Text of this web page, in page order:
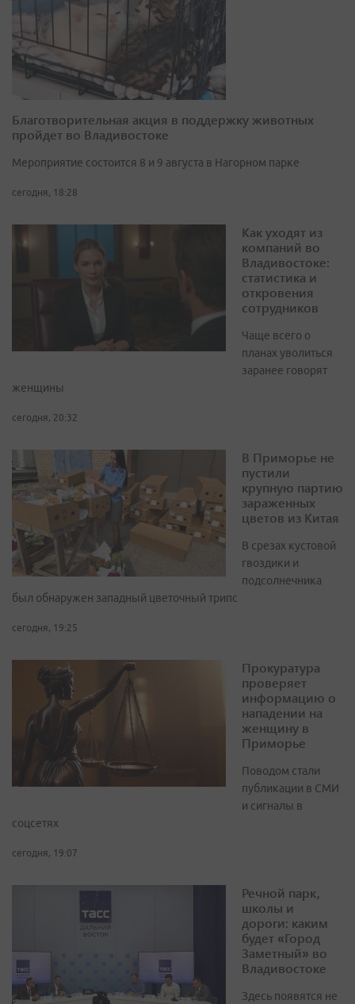
Благотворительная акция в поддержку животных
пройдет во Владивостоке
Мероприятие состоится 8 и 9 августа в Нагорном парке
сегодня, 18:28
Как уходят из
компаний во
Владивостоке:
статистика и
откровения
сотрудников
Чаще всего о
планах уволиться
заранее говорят
женщины
сегодня, 20:32
В Приморье не
пустили
крупную партию
зараженных
цветов из Китая
В срезах кустовой
гвоздики и
подсолнечника
был обнаружен западный цветочный трипс
сегодня, 19:25
Прокуратура
проверяет
информацию о
нападении на
женщину в
Приморье
Поводом стали
публикации в СМИ
и сигналы в
соцсетях
сегодня, 19:07
Речной парк,
школы и
дороги: каким
будет «Город
Заметный» во
Владивостоке
Здесь появятся не